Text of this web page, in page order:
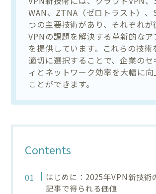
WAN、ZTNA（ゼロトラスト）、
つの主要技術があり、それぞれが
VPNの課題を解決する革新的なア
を提供しています。これらの技術
適切に選択することで、企業のセ
ィとネットワーク効率を大幅に向
ことができます。
Contents
はじめに：2025年VPN新技術
記事で得られる価値